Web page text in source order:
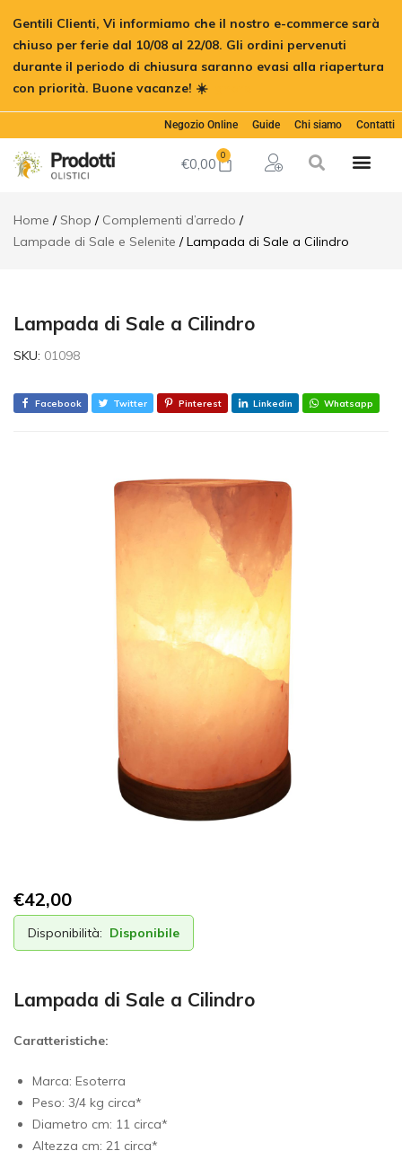
Gentili Clienti, Vi informiamo che il nostro e-commerce sarà
chiuso per ferie dal 10/08 al 22/08. Gli ordini pervenuti
durante il periodo di chiusura saranno evasi alla riapertura
con priorità. Buone vacanze! ☀️
Negozio Online Guide Chi siamo Contatti
€0,00 0
Home Shop
Complementi d’arredo
Lampade di Sale e Selenite
Lampada di Sale a Cilindro
Lampada di Sale a Cilindro
SKU: 01098
Facebook Twitter Pinterest Linkedin Whatsapp
€42,00
Disponibilità: Disponibile
Lampada di Sale a Cilindro
Caratteristiche:
Marca: Esoterra
Peso: 3/4 kg circa*
Diametro cm: 11 circa*
Altezza cm: 21 circa*
Lampada
di Sale a
Cilindro
Descrizione
Informazioni
aggiuntive
€42,00